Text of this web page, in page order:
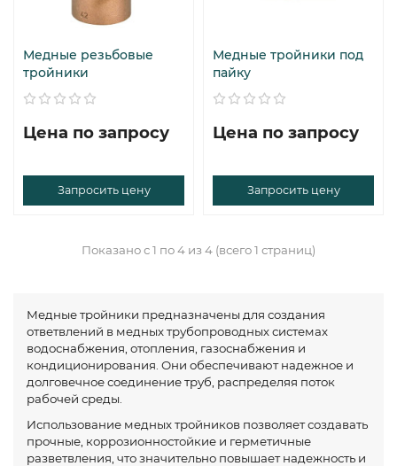
Медные резьбовые
тройники
Цена по запросу
Запросить цену
Медные тройники под
пайку
Цена по запросу
Запросить цену
Показано с 1 по 4 из 4 (всего 1 страниц)
Медные тройники предназначены для создания
ответвлений в медных трубопроводных системах
водоснабжения, отопления, газоснабжения и
кондиционирования. Они обеспечивают надежное и
долговечное соединение труб, распределяя поток
рабочей среды.
Использование медных тройников позволяет создавать
прочные, коррозионностойкие и герметичные
разветвления, что значительно повышает надежность и